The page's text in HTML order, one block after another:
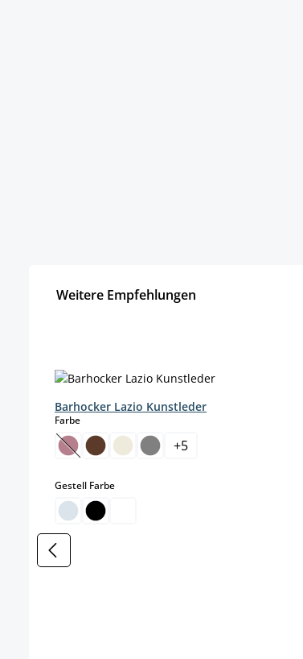
Weitere Empfehlungen
Barhocker Lazio Kunstleder
Farbeauswählen
(Diese Option ist zurzeit nicht verfügbar.)
+5
Gestell Farbeauswählen